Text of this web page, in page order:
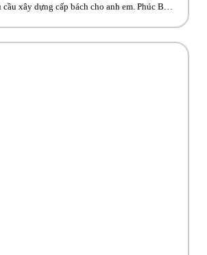
xây dựng cấp bách cho anh em. Phúc Bền